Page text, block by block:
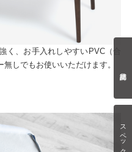
スペック情報
く、お手入れしやすいPVC（合
しでもお使いいただけます。